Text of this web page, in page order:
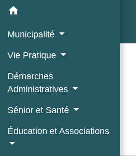
home
Municipalité
Vie Pratique
Démarches
Administratives
Sénior et Santé
Éducation et Associations